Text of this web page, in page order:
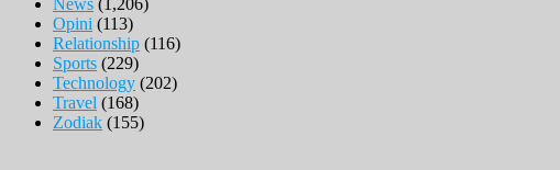
News (1,206)
Opini (113)
Relationship (116)
Sports (229)
Technology (202)
Travel (168)
Zodiak (155)